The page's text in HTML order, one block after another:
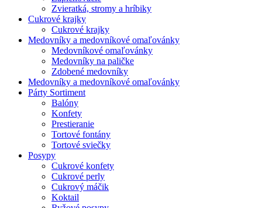
Zvieratká, stromy a hríbiky
Cukrové krajky
Cukrové krajky
Medovníky a medovníkové omaľovánky
Medovníkové omaľovánky
Medovníky na paličke
Zdobené medovníky
Medovníky a medovníkové omaľovánky
Párty Sortiment
Balóny
Konfety
Prestieranie
Tortové fontány
Tortové sviečky
Posypy
Cukrové konfety
Cukrové perly
Cukrový máčik
Koktail